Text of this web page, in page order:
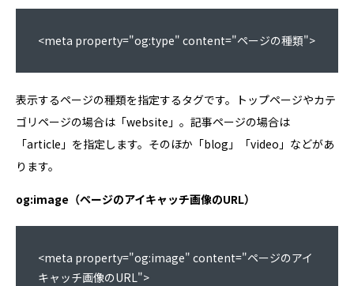
<meta property="og:type" content="ページの種類">
表示するページの種類を指定するタグです。トップページやカテ
ゴリページの場合は「website」。記事ページの場合は
「article」を指定します。そのほか「blog」「video」などがあ
ります。
og:image（ページのアイキャッチ画像のURL）
<meta property="og:image" content="ページのアイ
キャッチ画像のURL">